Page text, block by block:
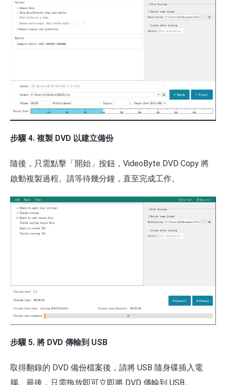
步驟 4. 複製 DVD 以建立備份
隨後，只需點擊「開始」按鈕，VideoByte DVD Copy 將
啟動複製過程。請等待幾分鐘，直至完成工作。
步驟 5. 將 DVD 傳輸到 USB
取得翻錄的 DVD 備份檔案後，請將 USB 隨身碟插入電
腦。最後，只需拖放即可立即將 DVD 傳輸到 USB。